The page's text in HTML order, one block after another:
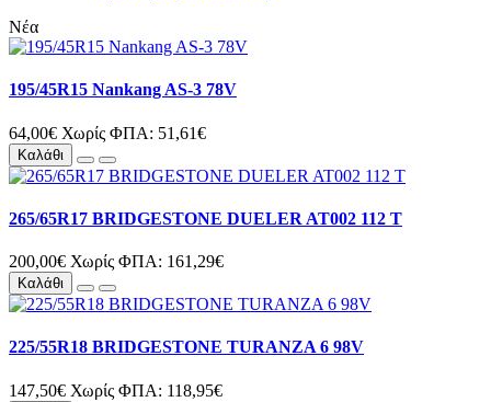
Νέα
195/45R15 Nankang AS-3 78V
64,00€ Χωρίς ΦΠΑ: 51,61€
Καλάθι
265/65R17 BRIDGESTONE DUELER AT002 112 T
200,00€ Χωρίς ΦΠΑ: 161,29€
Καλάθι
225/55R18 BRIDGESTONE TURANZA 6 98V
147,50€ Χωρίς ΦΠΑ: 118,95€